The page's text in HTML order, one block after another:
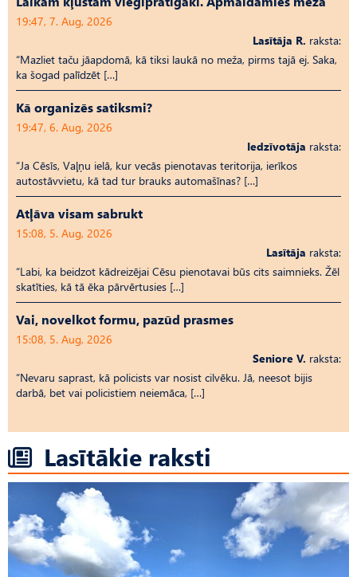
19:47, 7. Aug, 2026
Lasītāja R. raksta:
“Mazliet taču jāapdomā, kā tiksi laukā no meža, pirms tajā ej. Saka,
ka šogad palīdzēt […]
Kā organizēs satiksmi?
19:47, 6. Aug, 2026
Iedzīvotāja raksta:
“Ja Cēsīs, Vaļņu ielā, kur vecās pienotavas teritorija, ierīkos
autostāvvietu, kā tad tur brauks automašīnas? […]
Atļāva visam sabrukt
15:08, 5. Aug, 2026
Lasītāja raksta:
“Labi, ka beidzot kādreizējai Cēsu pienotavai būs cits saimnieks. Žēl
skatīties, kā tā ēka pārvērtusies […]
Vai, novelkot formu, pazūd prasmes
15:08, 5. Aug, 2026
Seniore V. raksta:
“Nevaru saprast, kā policists var nosist cilvēku. Jā, neesot bijis
darbā, bet vai policistiem neiemāca, […]
Lasītākie raksti